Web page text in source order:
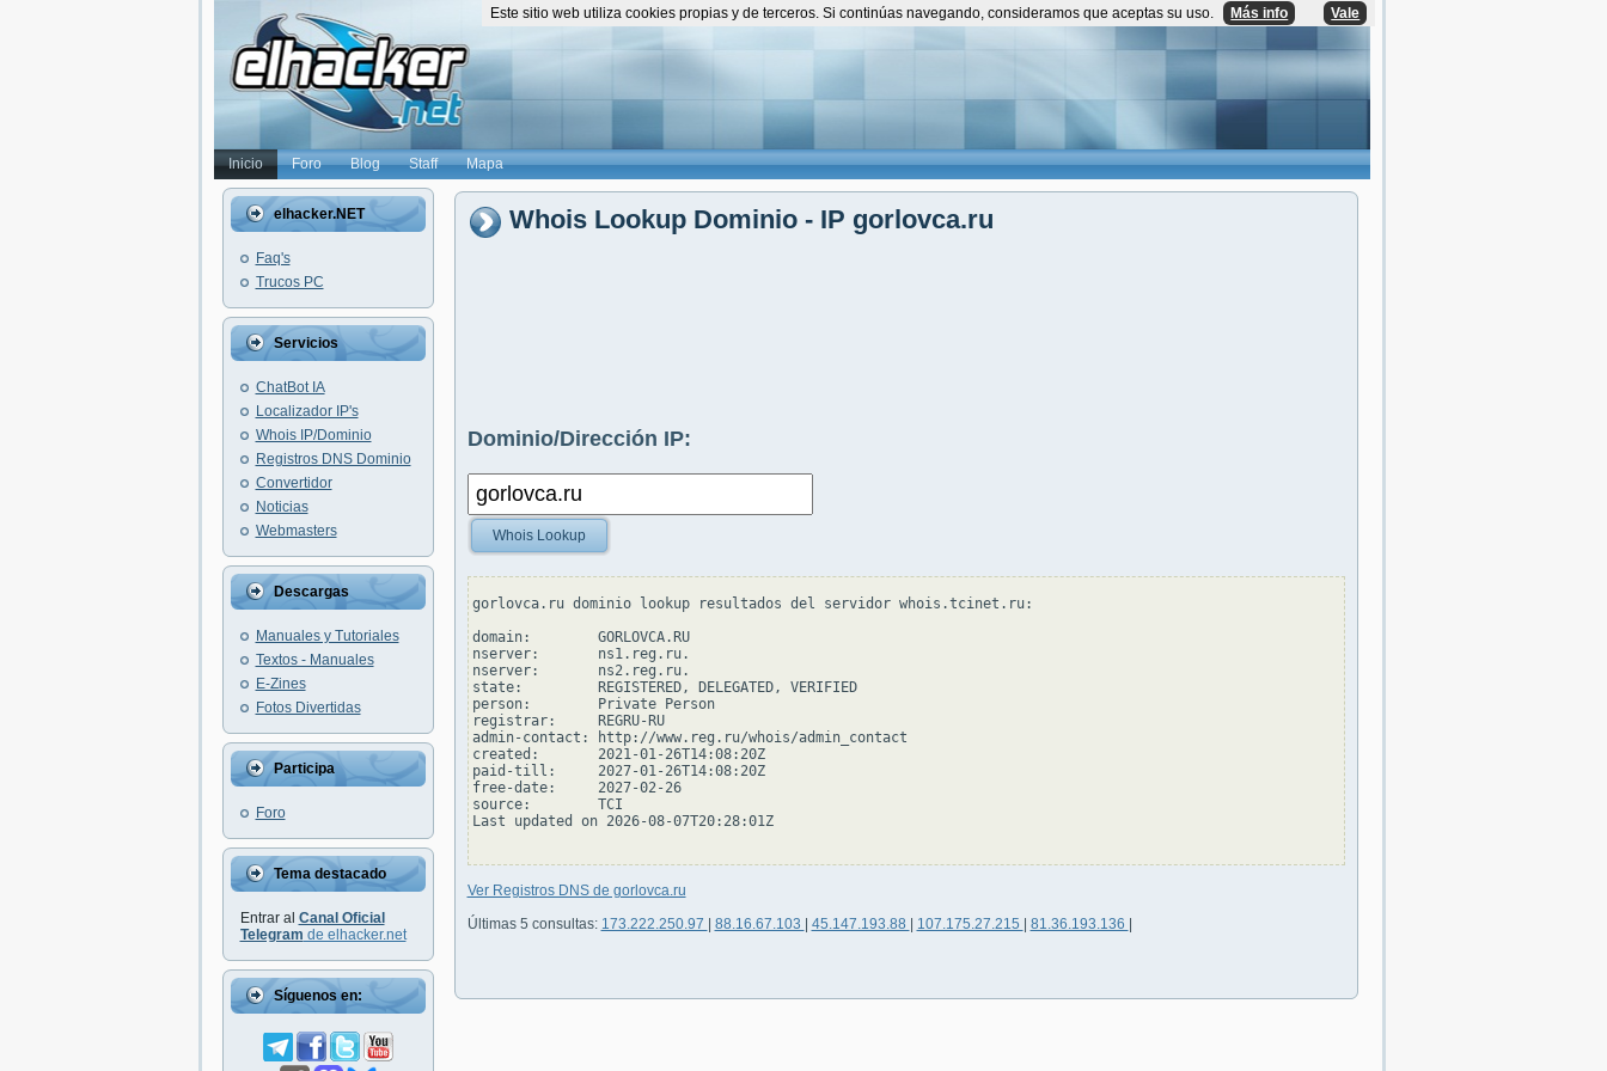
Inicio Foro Blog Staff Mapa
elhacker.NET
Faq's
Trucos PC
Servicios
ChatBot IA
Localizador IP's
Whois IP/Dominio
Registros DNS Dominio
Convertidor
Noticias
Webmasters
Descargas
Manuales y Tutoriales
Textos - Manuales
E-Zines
Fotos Divertidas
Participa
Foro
Tema destacado
Entrar al Canal Oficial
Telegram de elhacker.net
Síguenos en:
Whois Lookup Dominio - IP gorlovca.ru
Dominio/Dirección IP:
Whois Lookup
gorlovca.ru dominio lookup resultados del servidor whois.tcinet.ru:
domain:        GORLOVCA.RU
nserver:       ns1.reg.ru.
nserver:       ns2.reg.ru.
state:         REGISTERED, DELEGATED, VERIFIED
person:        Private Person
registrar:     REGRU-RU
admin-contact: http://www.reg.ru/whois/admin_contact
created:       2021-01-26T14:08:20Z
paid-till:     2027-01-26T14:08:20Z
free-date:     2027-02-26
source:        TCI
Last updated on 2026-08-07T20:28:01Z
Ver Registros DNS de gorlovca.ru
Últimas 5 consultas: 173.222.250.97 88.16.67.103 45.147.193.88 107.175.27.215 81.36.193.136
Este sitio web utiliza cookies propias y de terceros. Si continúas navegando, consideramos que aceptas su uso. Más info Vale